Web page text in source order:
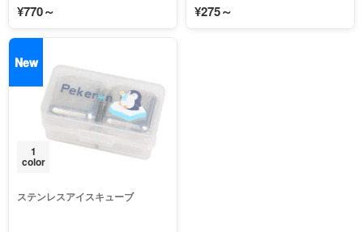
¥770～ ¥275～
New
1
color
ステンレスアイスキューブ